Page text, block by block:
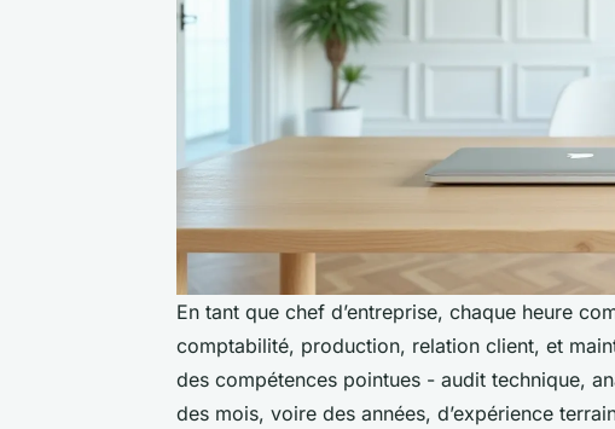
En tant que chef d’entreprise, chaque heure
comptabilité, production, relation client, et
des compétences pointues - audit technique,
des mois, voire des années, d’expérience